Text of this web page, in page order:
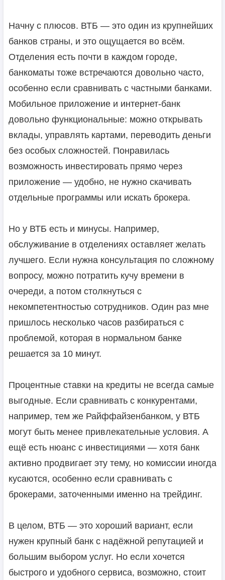
Начну с плюсов. ВТБ — это один из крупнейших
банков страны, и это ощущается во всём.
Отделения есть почти в каждом городе,
банкоматы тоже встречаются довольно часто,
особенно если сравнивать с частными банками.
Мобильное приложение и интернет-банк
довольно функциональные: можно открывать
вклады, управлять картами, переводить деньги
без особых сложностей. Понравилась
возможность инвестировать прямо через
приложение — удобно, не нужно скачивать
отдельные программы или искать брокера.
Но у ВТБ есть и минусы. Например,
обслуживание в отделениях оставляет желать
лучшего. Если нужна консультация по сложному
вопросу, можно потратить кучу времени в
очереди, а потом столкнуться с
некомпетентностью сотрудников. Один раз мне
пришлось несколько часов разбираться с
проблемой, которая в нормальном банке
решается за 10 минут.
Процентные ставки на кредиты не всегда самые
выгодные. Если сравнивать с конкурентами,
например, тем же Райффайзенбанком, у ВТБ
могут быть менее привлекательные условия. А
ещё есть нюанс с инвестициями — хотя банк
активно продвигает эту тему, но комиссии иногда
кусаются, особенно если сравнивать с
брокерами, заточенными именно на трейдинг.
В целом, ВТБ — это хороший вариант, если
нужен крупный банк с надёжной репутацией и
большим выбором услуг. Но если хочется
быстрого и удобного сервиса, возможно, стоит